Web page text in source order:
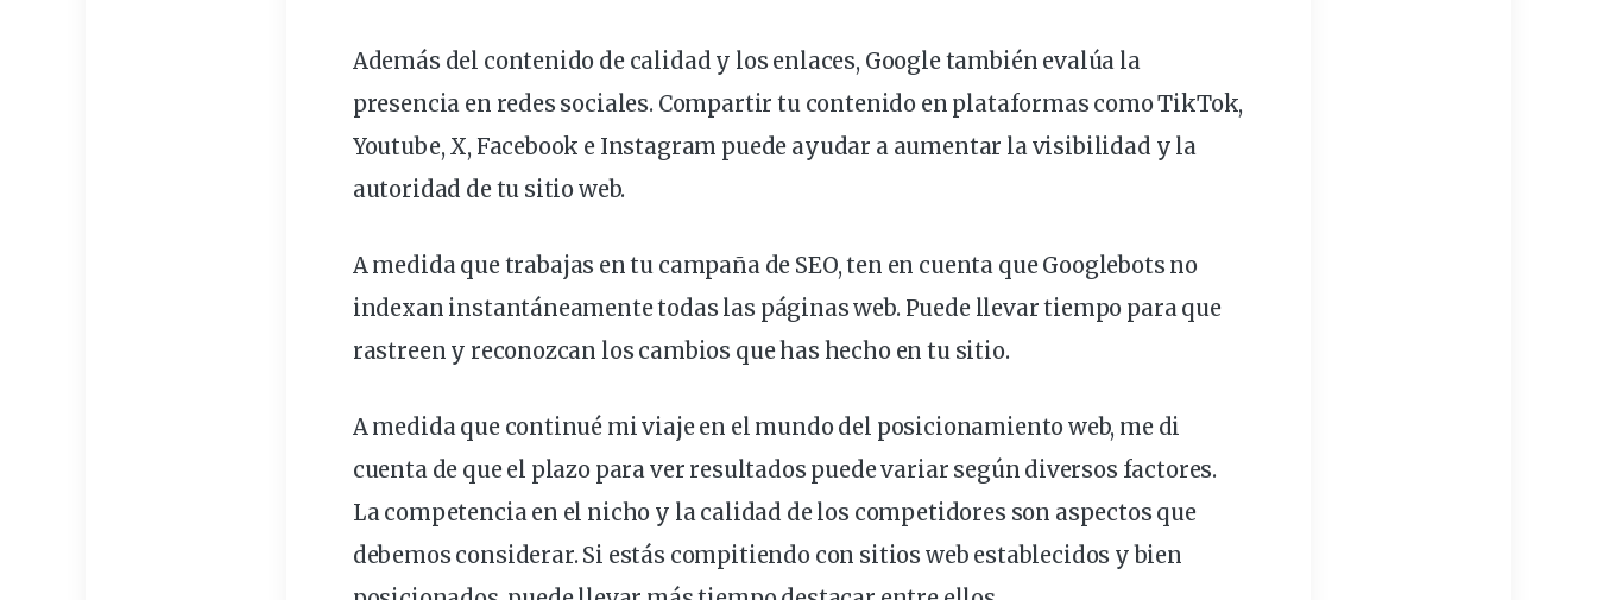
Además del contenido de calidad y los enlaces, Google también evalúa la
presencia en redes sociales. Compartir tu contenido en plataformas como TikTok,
Youtube, X, Facebook e Instagram puede ayudar a aumentar lavisibilidad y la
autoridad de tu sitio web.
Amedidaque trabajas en tu campaña de SEO, ten en cuenta que Googlebots no
indexan instantáneamente todas las páginas web. Puede llevar tiempo para que
rastreen y reconozcan los cambios que has hecho en tu sitio.
A medida que continué mi viaje en el mundo del posicionamiento web, me di
cuenta de que el plazo para ver resultados puede variar según diversos factores.
Lacompetencia en el nicho y la calidad de los competidores son aspectos que
debemos considerar. Si estás compitiendo con sitios web establecidos y bien